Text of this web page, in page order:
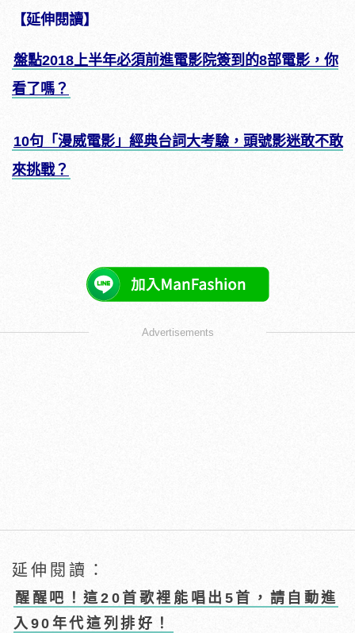
【延伸閱讀】
盤點2018上半年必須前進電影院簽到的8部電影，你
看了嗎？
10句「漫威電影」經典台詞大考驗，頭號影迷敢不敢
來挑戰？
Advertisements
延伸閱讀：
醒醒吧！這20首歌裡能唱出5首，請自動進
入90年代這列排好！